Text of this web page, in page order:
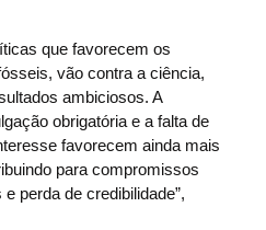
que favorecem os
vão contra a ciência,
ambiciosos. A
obrigatória e a falta de
favorecem ainda mais
para compromissos
perda de credibilidade”,